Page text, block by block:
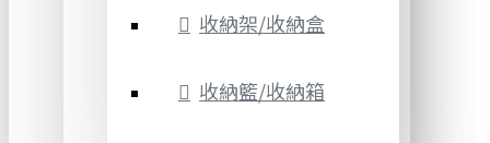
收納架/收納盒
收納籃/收納箱